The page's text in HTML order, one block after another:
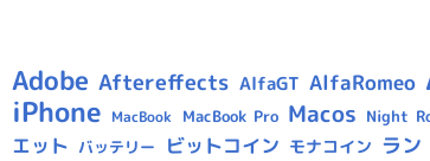
Adobe Aftereffects AlfaGT AlfaRomeo
iPhone MacBook MacBook Pro Macos Night
エット バッテリー ビットコイン モナコイン ラン